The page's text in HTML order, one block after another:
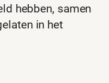
hebben, samen
in het